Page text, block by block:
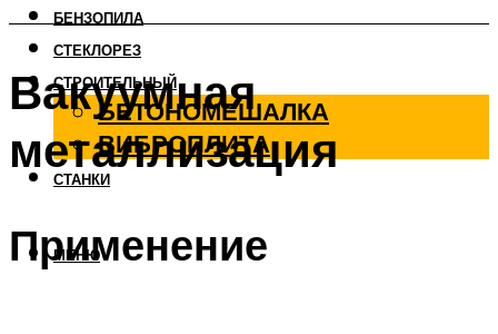
БЕНЗОПИЛА
СТЕКЛОРЕЗ
СТРОИТЕЛЬНЫЙ
БЕТОНОМЕШАЛКА
ВИБРОПЛИТА
СТАНКИ
МЕНЮ
Вакуумная
металлизация
Применение